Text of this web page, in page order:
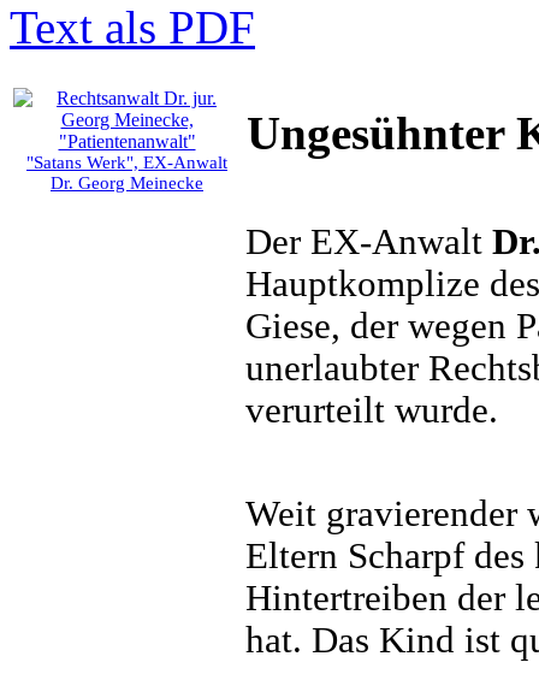
Text als PDF
"Satans Werk", EX-Anwalt
Dr. Georg Meinecke
Ungesühnter
Der EX-Anwalt
Hauptkomplize
Giese, der wegen
unerlaubter
verurteilt wurde.
Weit gravierender
Eltern Scharpf
Hintertreiben der
hat. Das Kind ist